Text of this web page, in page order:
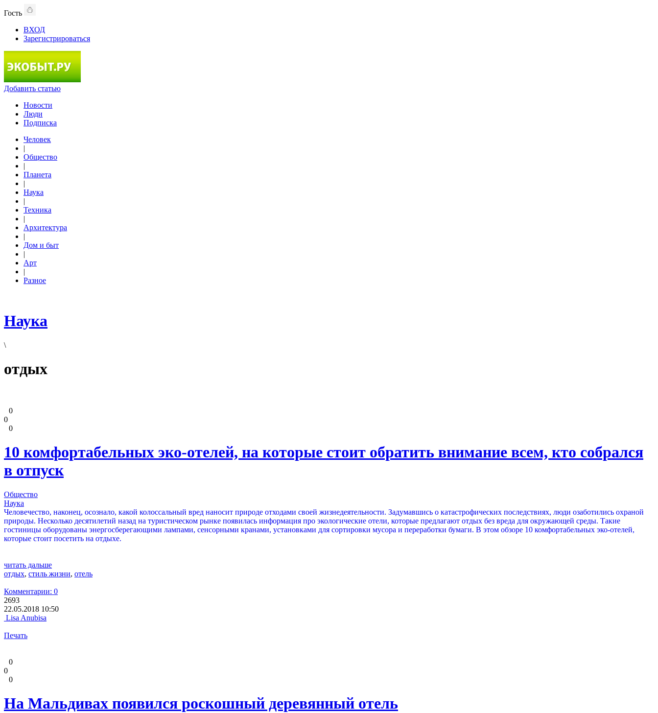
Гость
ВХОД
Зарегистрироваться
Добавить статью
Новости
Люди
Подписка
Человек
|
Общество
|
Планета
|
Наука
|
Техника
|
Архитектура
|
Дом и быт
|
Арт
|
Разное
Наука
\
отдых
0
0
0
10 комфортабельных эко-отелей, на которые стоит обратить внимание всем, кто собрался
в отпуск
Общество
Наука
Человечество, наконец, осознало, какой колоссальный вред наносит природе отходами своей жизнедеятельности. Задумавшись о катастрофических последствиях, люди озаботились охраной
природы. Несколько десятилетий назад на туристическом рынке появилась информация про экологические отели, которые предлагают отдых без вреда для окружающей среды. Такие
гостиницы оборудованы энергосберегающими лампами, сенсорными кранами, установками для сортировки мусора и переработки бумаги. В этом обзоре 10 комфортабельных эко-отелей,
которые стоит посетить на отдыхе.
читать дальше
отдых, стиль жизни, отель
Комментарии: 0
2693
22.05.2018 10:50
Lisa Anubisa
Печать
0
0
0
На Мальдивах появился роскошный деревянный отель